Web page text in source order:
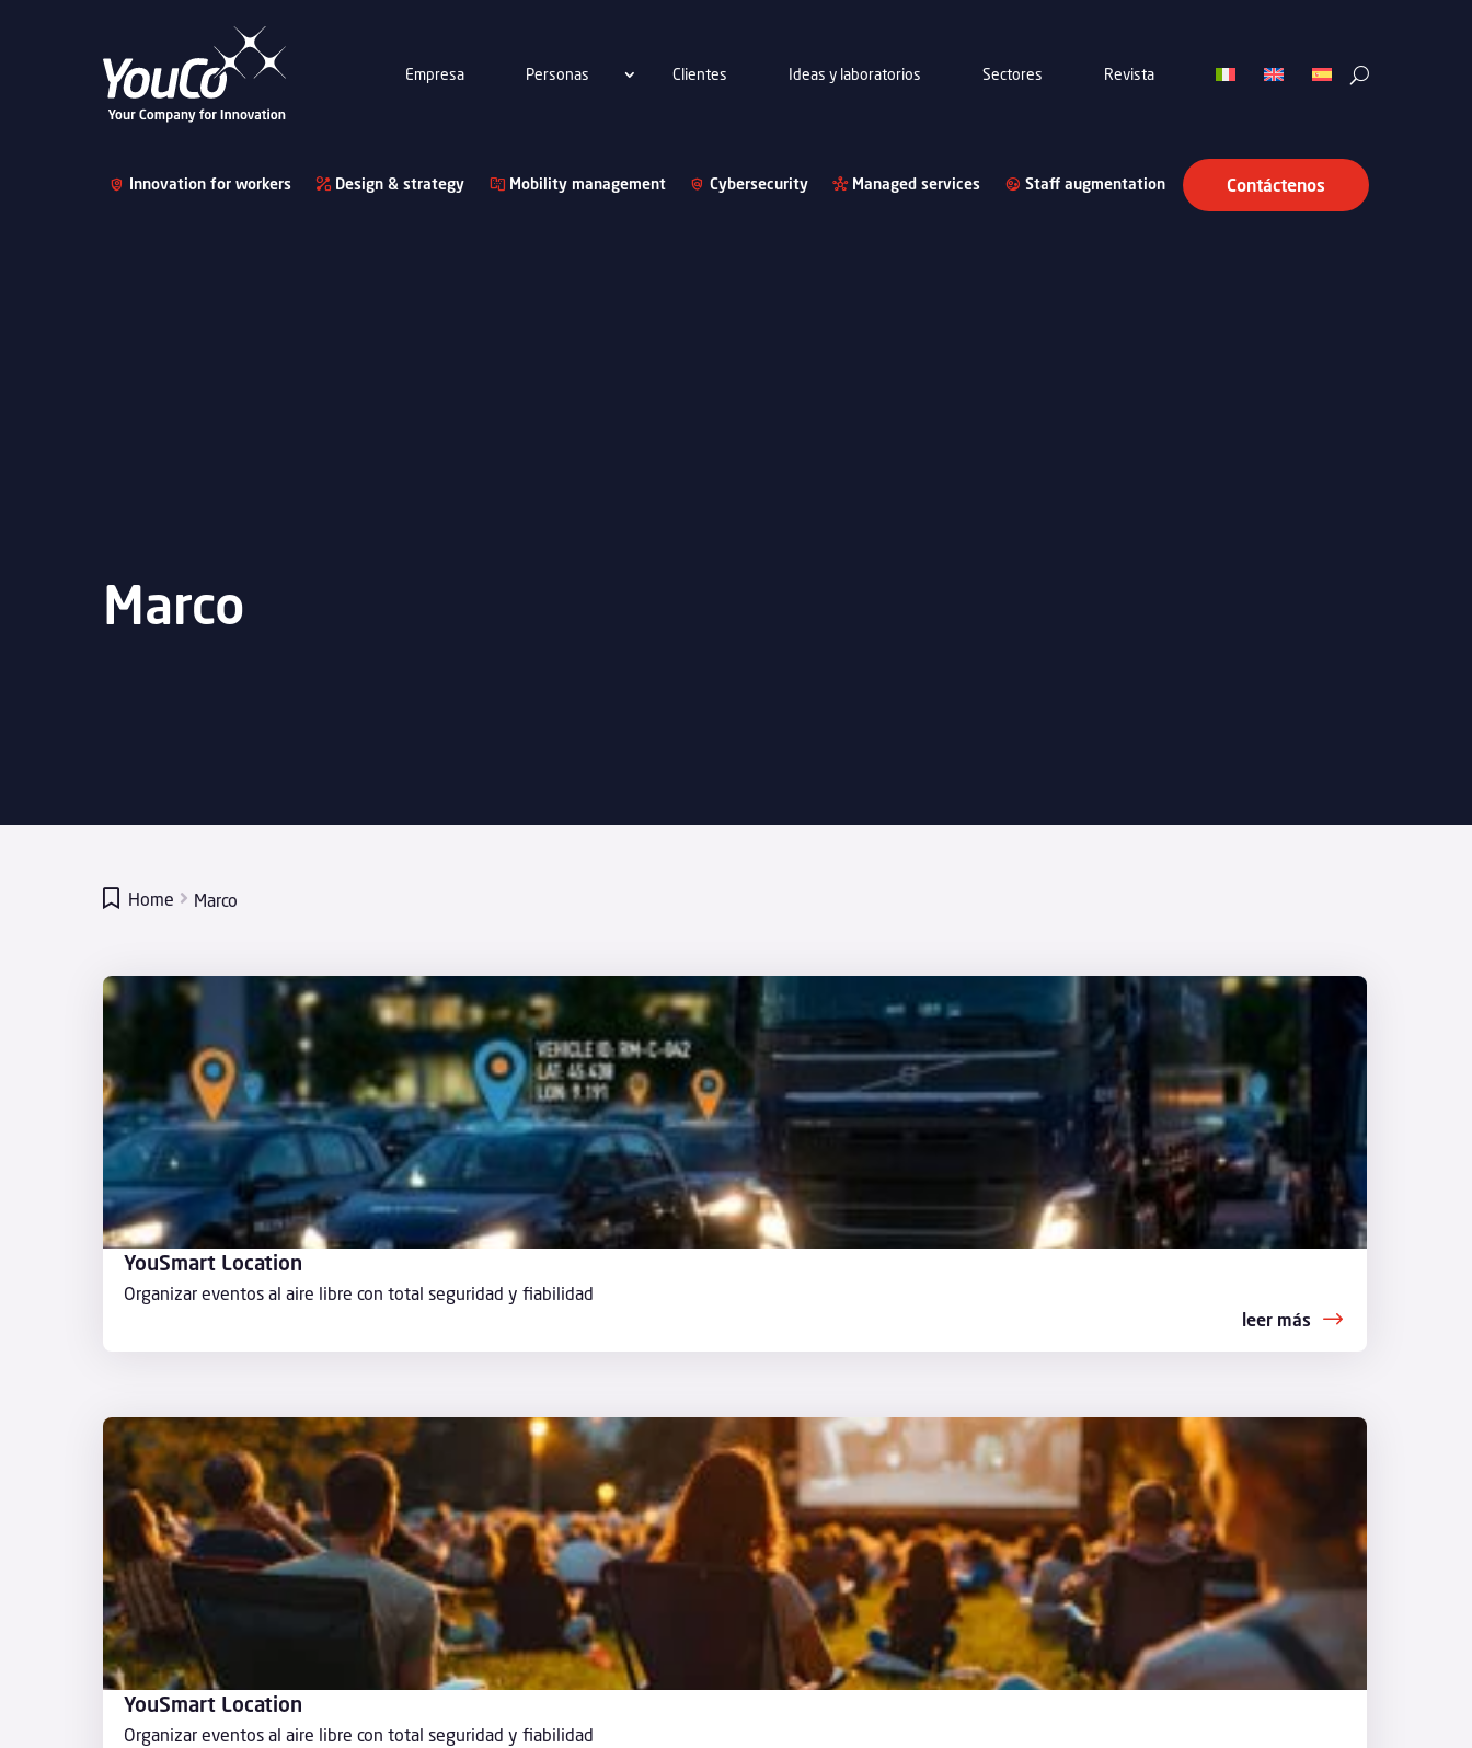
Empresa Personas Clientes Ideas y laboratorios Sectores Revista
Innovation for workers Design & strategy Mobility management Cybersecurity Managed services Staff augmentation Contáctenos
Marco
 Home Marco
YouSmart Location
Organizar eventos al aire libre con total seguridad y fiabilidad
leer más
YouSmart Location
Organizar eventos al aire libre con total seguridad y fiabilidad